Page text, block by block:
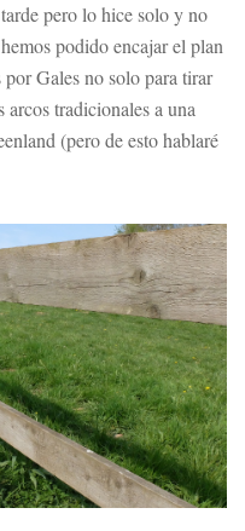
pero lo hice solo y no
podido encajar el plan
por Gales no solo para tirar
arcos tradicionales a una
(pero de esto hablaré